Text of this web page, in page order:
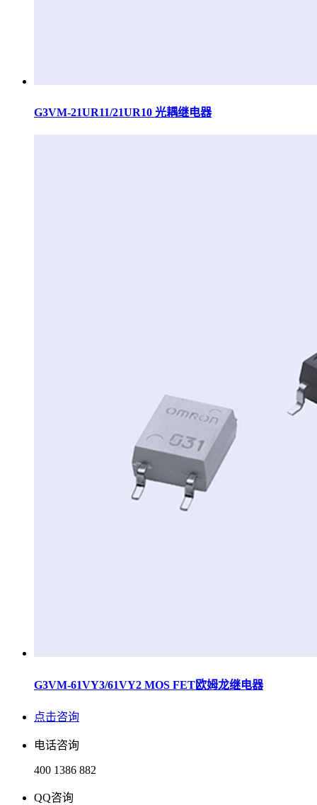
G3VM-21UR11/21UR10 光耦继电器
G3VM-61VY3/61VY2 MOS FET欧姆龙继电器
点击咨询
电话咨询
400 1386 882
QQ咨询